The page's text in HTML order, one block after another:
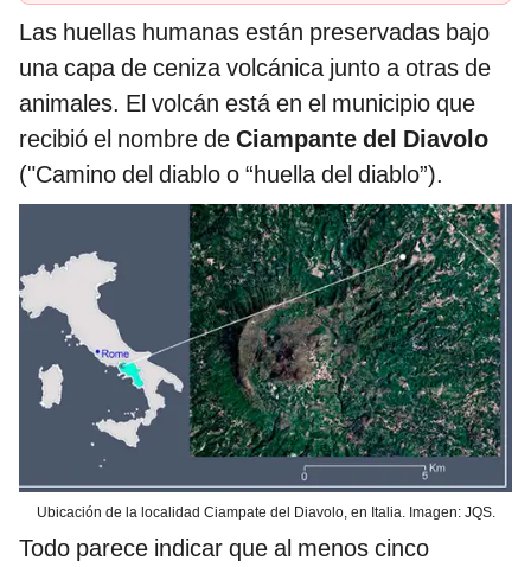
Las huellas humanas están preservadas bajo
una capa de ceniza volcánica junto a otras de
animales. El volcán está en el municipio que
recibió el nombre de Ciampante del Diavolo
("Camino del diablo o “huella del diablo”).
Ubicación de la localidad Ciampate del Diavolo, en Italia. Imagen: JQS.
Todo parece indicar que al menos cinco